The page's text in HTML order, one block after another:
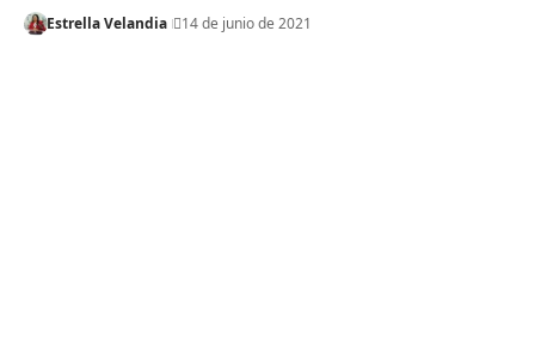
Estrella Velandia
14 de junio de 2021